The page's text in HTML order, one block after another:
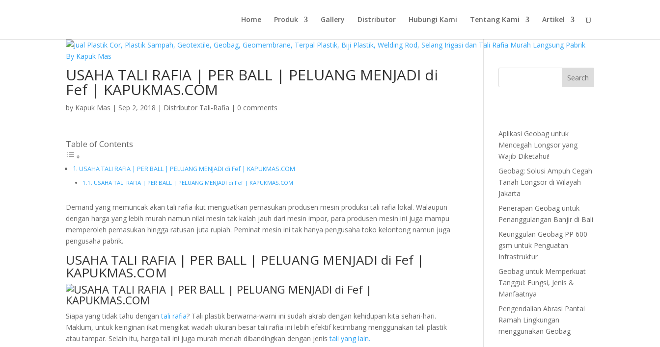
Home Produk Gallery Distributor Hubungi Kami Tentang Kami Artikel
USAHA TALI RAFIA | PER BALL | PELUANG MENJADI di
Fef | KAPUKMAS.COM
by Kapuk Mas | Sep 2, 2018 | Distributor Tali-Rafia | 0 comments
Table of Contents
USAHA TALI RAFIA | PER BALL | PELUANG MENJADI di Fef | KAPUKMAS.COM
USAHA TALI RAFIA | PER BALL | PELUANG MENJADI di Fef | KAPUKMAS.COM
Demand yang memuncak akan tali rafia ikut menguatkan pemasukan produsen mesin produksi tali rafia lokal. Walaupun
dengan harga yang lebih murah namun nilai mesin tak kalah jauh dari mesin impor, para produsen mesin ini juga mampu
memperoleh pemasukan hingga ratusan juta rupiah. Peminat mesin ini tak hanya pengusaha toko kelontong namun juga
pengusaha pabrik.
USAHA TALI RAFIA | PER BALL | PELUANG MENJADI di Fef |
KAPUKMAS.COM
Siapa yang tidak tahu dengantali rafia? Tali plastik berwarna-warni ini sudah akrab dengan kehidupan kita sehari-hari.
Maklum, untuk keinginan ikat mengikat wadah ukuran besar tali rafia ini lebih efektif ketimbang menggunakan tali plastik
atau tampar. Selain itu, harga tali ini juga murah meriah dibandingkan dengan jenistali yang lain.
Aplikasi Geobag untuk
Mencegah Longsor yang
Wajib Diketahui!
Geobag: Solusi Ampuh Cegah
Tanah Longsor di Wilayah
Jakarta
Penerapan Geobag untuk
Penanggulangan Banjir di Bali
Keunggulan Geobag PP 600
gsm untuk Penguatan
Infrastruktur
Geobag untuk Memperkuat
Tanggul: Fungsi, Jenis &
Manfaatnya
Pengendalian Abrasi Pantai
Ramah Lingkungan
menggunakan Geobag